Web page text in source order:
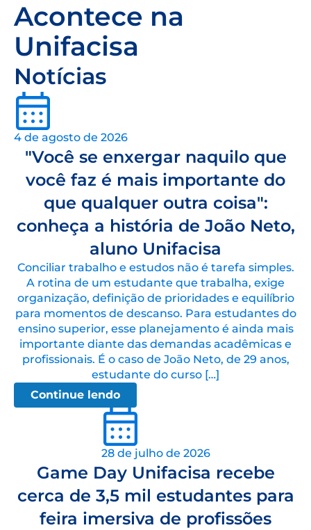
Acontece na
Unifacisa
Notícias
4 de agosto de 2026
"Você se enxergar naquilo que
você faz é mais importante do
que qualquer outra coisa":
conheça a história de João Neto,
aluno Unifacisa
Conciliar trabalho e estudos não é tarefa simples.
A rotina de um estudante que trabalha, exige
organização, definição de prioridades e equilíbrio
para momentos de descanso. Para estudantes do
ensino superior, esse planejamento é ainda mais
importante diante das demandas acadêmicas e
profissionais. É o caso de João Neto, de 29 anos,
estudante do curso […]
Continue lendo
28 de julho de 2026
Game Day Unifacisa recebe
cerca de 3,5 mil estudantes para
feira imersiva de profissões